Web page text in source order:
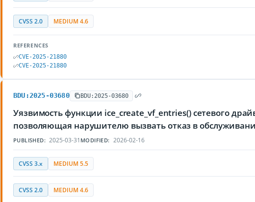
CVSS 2.0 MEDIUM 4.6
REFERENCES
CVE-2025-21880
CVE-2025-21880
BDU:2025-03680 BDU:2025-03680
Уязвимость функции ice_create_vf_entries() сетевого
позволяющая нарушителю вызвать отказ в
PUBLISHED: 2025-03-31 MODIFIED: 2026-02-16
CVSS 3.x MEDIUM 5.5
CVSS 2.0 MEDIUM 4.6